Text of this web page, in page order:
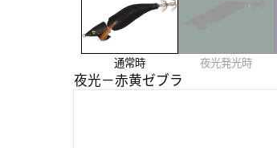
通常時 夜光発光時
夜光－赤黄ゼブラ